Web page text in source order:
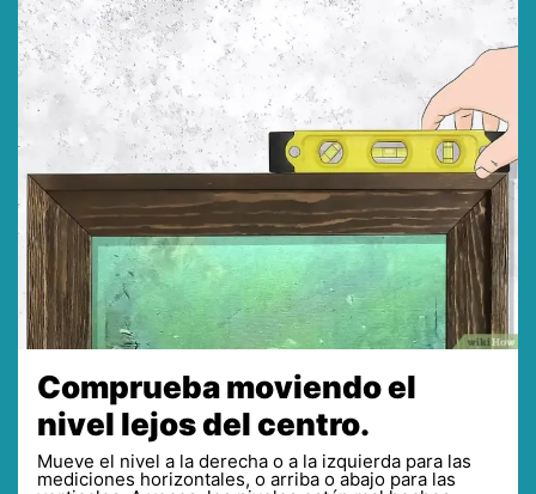
Comprueba moviendo el
nivel lejos del centro.
Mueve el nivel a la derecha o a la izquierda para las
mediciones horizontales, o arriba o abajo para las